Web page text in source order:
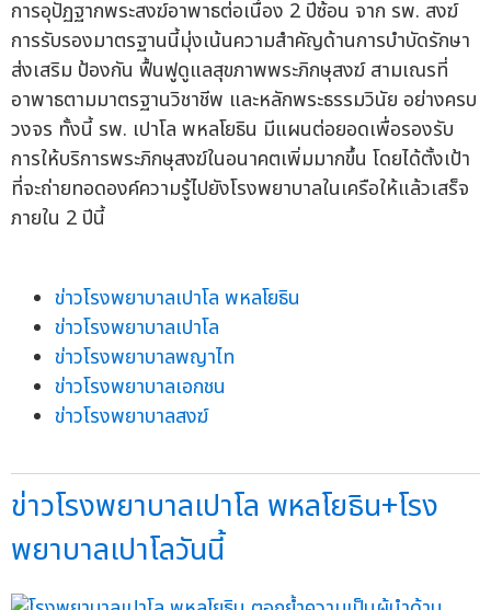
การรับรองมาตรฐานนี้มุ่งเน้นความสำคัญด้านการบำบัดรักษา
ส่งเสริม ป้องกัน ฟื้นฟูดูแลสุขภาพพระภิกษุสงฆ์ สามเณรที่
อาพาธตามมาตรฐานวิชาชีพ และหลักพระธรรมวินัย อย่างครบ
วงจร ทั้งนี้ รพ. เปาโล พหลโยธิน มีแผนต่อยอดเพื่อรองรับ
การให้บริการพระภิกษุสงฆ์ในอนาคตเพิ่มมากขึ้น โดยได้ตั้งเป้า
ที่จะถ่ายทอดองค์ความรู้ไปยังโรงพยาบาลในเครือให้แล้วเสร็จ
ภายใน 2 ปีนี้
ข่าวโรงพยาบาลเปาโล พหลโยธิน
ข่าวโรงพยาบาลเปาโล
ข่าวโรงพยาบาลพญาไท
ข่าวโรงพยาบาลเอกชน
ข่าวโรงพยาบาลสงฆ์
ข่าวโรงพยาบาลเปาโล พหลโยธิน+โรง
พยาบาลเปาโลวันนี้